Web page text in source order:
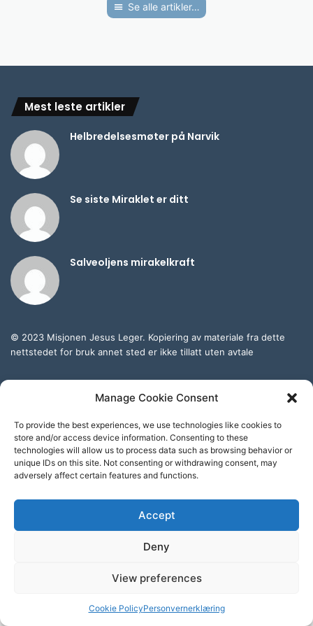
Manage Cookie Consent
To provide the best experiences, we use technologies like cookies to
store and/or access device information. Consenting to these
technologies will allow us to process data such as browsing behavior or
unique IDs on this site. Not consenting or withdrawing consent, may
adversely affect certain features and functions.
Accept
Deny
View preferences
Cookie PolicyPersonvernerklæring
Se alle artikler…
Mest leste artikler
Helbredelsesmøter på Narvik
Se siste Miraklet er ditt
Salveoljens mirakelkraft
© 2023 Misjonen Jesus Leger. Kopiering av materiale fra dette
nettstedet for bruk annet sted er ikke tillatt uten avtale
Abonner på vår YouTube-Kanal
Abonner på vår engelske YouTube-Kanal
Personvern & cookies: Dette nettstedet bruker informasjonskapsler
(cookies). Ved å fortsette å bruke dette nettstedet aksepterer du dette.